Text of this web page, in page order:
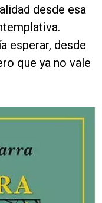
desde esa
esperar, desde
que ya no vale